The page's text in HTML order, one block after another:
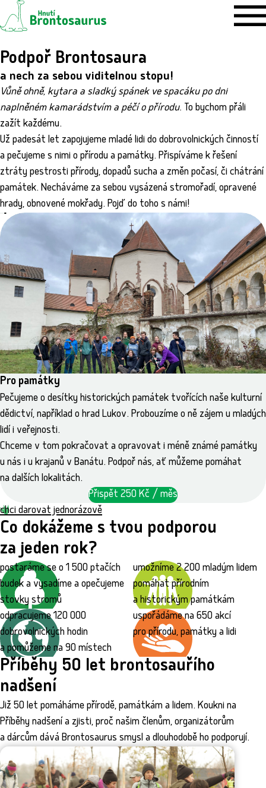
Podpoř Brontosaura
a nech za sebou viditelnou stopu!
Vůně ohně, kytara a sladký spánek ve spacáku po dni
naplněném kamarádstvím a péčí o přírodu. To bychom přáli
zažít každému.
Už padesát let zapojujeme mladé lidi do dobrovolnických činností
a pečujeme s nimi o přírodu a památky. Přispíváme k řešení
ztráty pestrosti přírody, dopadů sucha a změn počasí, či chátrání
památek. Necháváme za sebou vysázená stromořadí, opravené
hrady, obnovené mokřady. Pojď do toho s námi!
Pro památky
Pečujeme o desítky historických památek tvořících naše kulturní
dědictví, například o hrad Lukov. Probouzíme o ně zájem u mladých
lidí i veřejnosti.
Chceme v tom pokračovat a opravovat i méně známé památky
u nás i u krajanů v Banátu. Podpoř nás, ať můžeme pomáhat
na dalších lokalitách.
Přispět 250 Kč / měs
chci darovat jednorázově
Co dokážeme s tvou podporou
za jeden rok?
postaráme se o 1 500 ptačích
budek a vysadíme a opečujeme
stovky stromů
umožníme 2 200 mladým lidem
pomáhat přírodním
a historickým památkám
odpracujeme 120 000
dobrovolnických hodin
a pomůžeme na 90 místech
uspořádáme na 650 akcí
pro přírodu, památky a lidi
Příběhy 50 let brontosauřího
nadšení
Již 50 let pomáháme přírodě, památkám a lidem. Koukni na
Příběhy nadšení a zjisti, proč našim členům, organizátorům
a dárcům dává Brontosaurus smysl a dlouhodobě ho podporují.